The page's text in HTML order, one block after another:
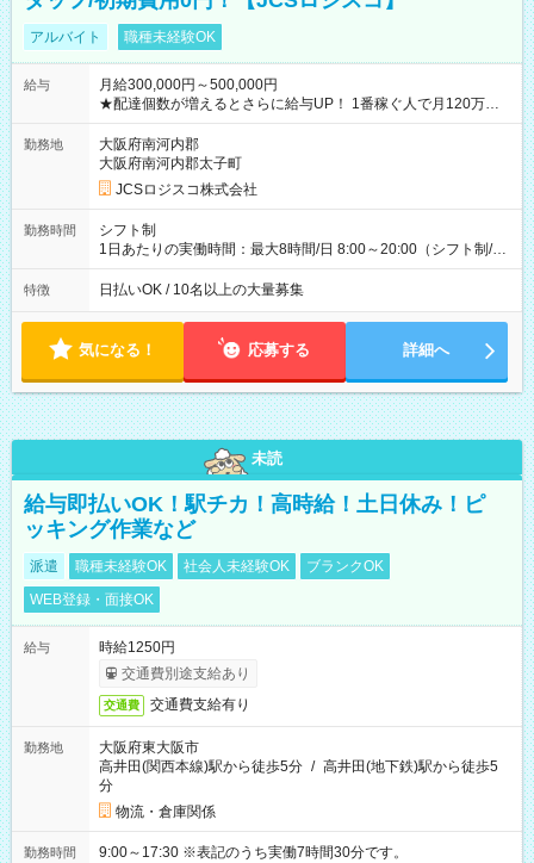
アルバイト 職種未経験OK
給与
月給300,000円～500,000円
★配達個数が増えるとさらに給与UP！ 1番稼ぐ人で月120万ほ
ど！ ・主要都市エリア 月収55万円／週5日稼働 月収65万~112
万円／週6日稼働 ・地方郊外エリア 月収40万円／週5日稼働 月
収40万円~50万円／週6日稼働 ＜モデルイメージ＞ ■月収50万
円 (27歳男性/江東区在住)※元建築関係 1日150個配達×25日勤務
(日休み) ■月収80万円(43歳男性/墨田区在住)※元営業 1日200個
勤務地
大阪府南河内郡
大阪府南河内郡太子町
JCSロジスコ株式会社
勤務時間
シフト制
1日あたりの実働時間：最大8時間/日 8:00～20:00（シフト制/実
働8時間） ※週5日勤務（場所次第では週4も有り） ※配達状況
によって時間外での勤務可能性有り ※案件により多少の前後あ
特徴 日払いOK / 10名以上の大量募集
気になる！ 応募する 詳細へ
未読
給与即払いOK！駅チカ！高時給！土日休み！ピ
ッキング作業など
派遣 職種未経験OK 社会人未経験OK
ブランクOK
WEB登録・面接OK
給与
時給1250円
交通費別途支給あり
交通費 交通費支給有り
勤務地
大阪府東大阪市
高井田(関西本線)駅から徒歩5分 / 高井田(地下鉄)駅から徒歩5
分
物流・倉庫関係
勤務時間 9:00～17:30 ※表記のうち実働7時間30分です。